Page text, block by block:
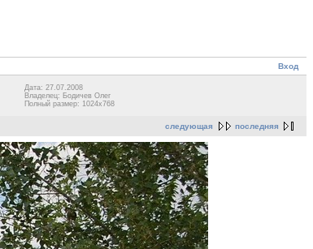
Вход
Дата: 27.07.2008
Владелец: Бодичев Олег
Полный размер: 1024x768
следующая последняя